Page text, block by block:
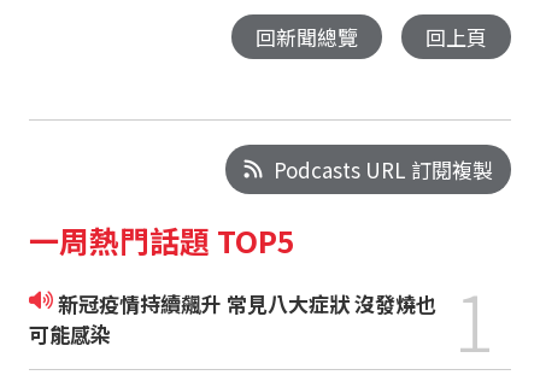
回新聞總覽 回上頁
Podcasts URL 訂閱複製
一周熱門話題 TOP5
新冠疫情持續飆升 常見八大症狀 沒發燒也
可能感染
1